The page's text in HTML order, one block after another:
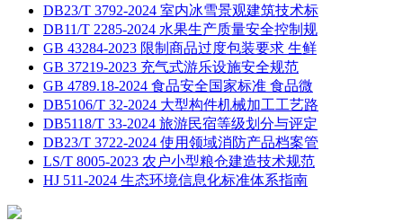
DB23/T 3792-2024 室内冰雪景观建筑技术标
DB11/T 2285-2024 水果生产质量安全控制规
GB 43284-2023 限制商品过度包装要求 生鲜
GB 37219-2023 充气式游乐设施安全规范
GB 4789.18-2024 食品安全国家标准 食品微
DB5106/T 32-2024 大型构件机械加工工艺路
DB5118/T 33-2024 旅游民宿等级划分与评定
DB23/T 3722-2024 使用领域消防产品档案管
LS/T 8005-2023 农户小型粮仓建造技术规范
HJ 511-2024 生态环境信息化标准体系指南